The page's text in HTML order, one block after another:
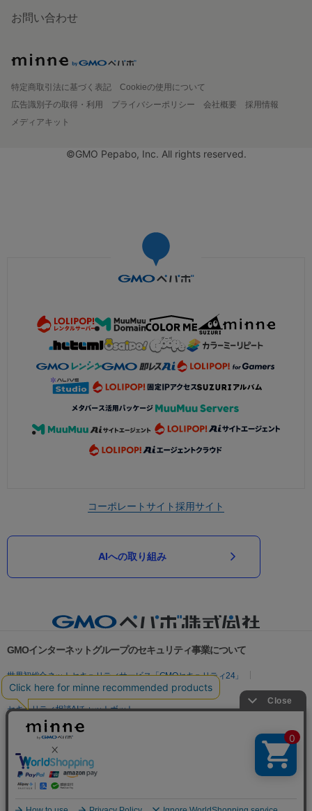
お問い合わせ
特定商取引法に基づく表記
Cookieの使用について
広告識別子の取得・利用
プライバシーポリシー 会社概要
採用情報
メディアキット
©GMO Pepabo, Inc. All rights reserved.
コーポレートサイト採用サイト
AIへの取り組み
GMOインターネットグループのセキュリティ事業について
世界初総合ネットセキュリティサービス「GMOセキュリティ24」
パスワード漏洩診断
Webサイトリスク診断
セキュリティ相談AIチャットボット
実在証明・盗聴対策
サイバー攻撃対策（GMO Flatt Security）
セキュリティ事業の軌跡